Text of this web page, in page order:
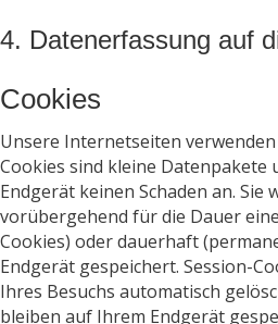
4. Datenerfassung auf
Cookies
Unsere Internetseiten verwenden
Cookies sind kleine Datenpakete
Endgerät keinen Schaden an. Sie
vorübergehend für die Dauer
Cookies) oder dauerhaft
Endgerät gespeichert. Session-
Ihres Besuchs automatisch
bleiben auf Ihrem Endgerät